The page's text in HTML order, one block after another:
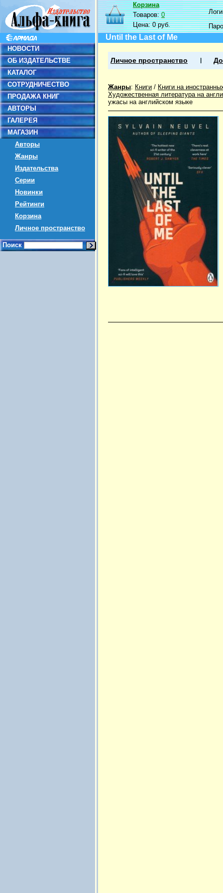
НОВОСТИ
ОБ ИЗДАТЕЛЬСТВЕ
КАТАЛОГ
СОТРУДНИЧЕСТВО
ПРОДАЖА КНИГ
АВТОРЫ
ГАЛЕРЕЯ
МАГАЗИН
Авторы
Жанры
Издательства
Серии
Новинки
Рейтинги
Корзина
Личное пространство
Поиск
Корзина
Товаров:0
Цена:0 руб.
Until the Last of Me
Личное пространство
Жанры: Книги / Книги на
Художественная литература на
ужасы на английском языке